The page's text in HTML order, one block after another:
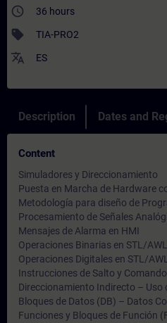
access_time 36 hours
sell TIA-PRO2
translate ES
Description Dates and
Content
Simuladores y Direccionamiento
Puesta en Marcha de Hardware
Metodología para diseño de
Procesamiento de Señales
Mensajes de Alarma en HMI
Operaciones Binarias en STL/AWL
Operaciones Digitales en STL/AWL
Instrucciones de Salto y
Direccionamiento Indirecto – Uso
Bloques de Datos (DB) – Datos
Funciones y Bloques de Función